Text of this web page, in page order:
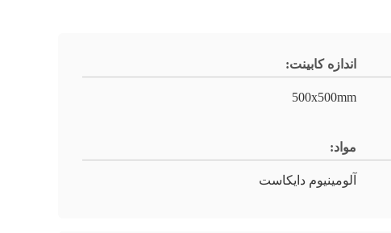
اندازه کابینت:
500x500mm
مواد:
آلومینیوم دایکاست